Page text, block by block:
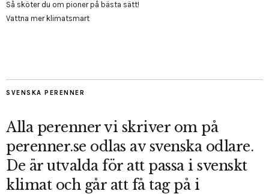
Så sköter du om pioner på bästa sätt!
Vattna mer klimatsmart
SVENSKA PERENNER
Alla perenner vi skriver om på
perenner.se odlas av svenska odlare.
De är utvalda för att passa i svenskt
klimat och går att få tag på i